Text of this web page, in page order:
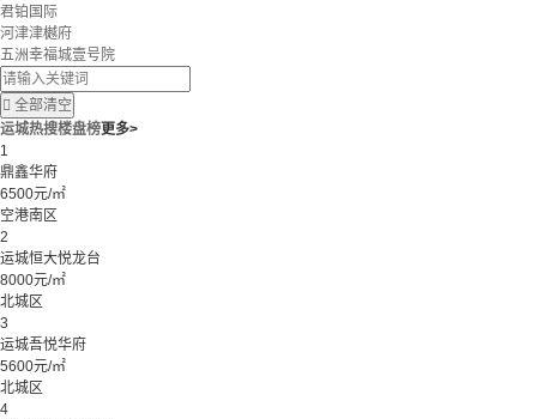
君铂国际
河津津樾府
五洲幸福城壹号院
 全部清空
运城热搜楼盘榜更多>
1
鼎鑫华府
6500元/㎡
空港南区
2
运城恒大悦龙台
8000元/㎡
北城区
3
运城吾悦华府
5600元/㎡
北城区
4